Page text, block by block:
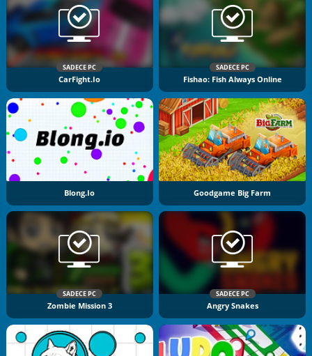
SADECE PC
CarFight.io
SADECE PC
Fishao: Fish Always Online
Blong.io Goodgame Big Farm
SADECE PC
Zombie Mission 3
SADECE PC
Angry Snakes